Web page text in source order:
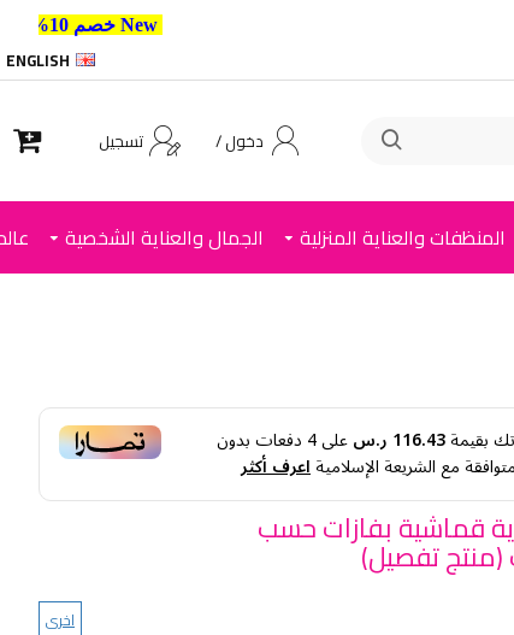
ENGLISH
دخول / تسجيل
المنظفات والعناية المنزلية الجمال والعناية الشخصية
بقيمة116.43 ر.س على4 دفعات بدون
مع الشريعة الإسلاميةاعرف أكثر
قماشية بفازات حسب
تفصيل)
اخرى